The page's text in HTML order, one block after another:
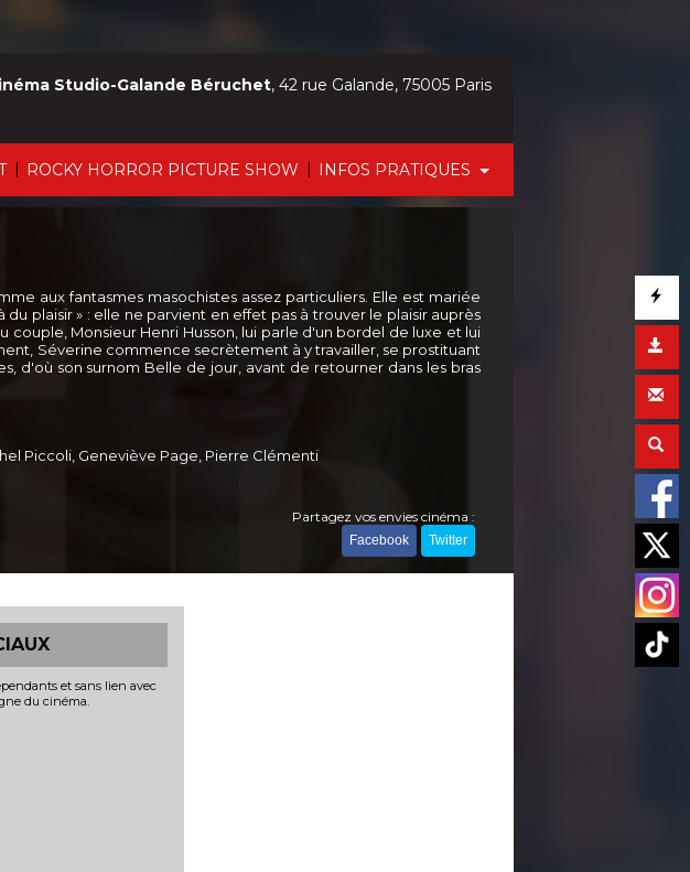
| ROCKY HORROR PICTURE SHOW | INFOS PRATIQUES
Studio-Galande Béruchet, 42 rue Galande, 75005 Paris
aux fantasmes masochistes assez particuliers. Elle est mariée
plaisir » : elle ne parvient en effet pas à trouver le plaisir auprès
couple, Monsieur Henri Husson, lui parle d'un bordel de luxe et lui
Séverine commence secrètement à y travailler, se prostituant
d'où son surnom Belle de jour, avant de retourner dans les bras
Piccoli, Geneviève Page, Pierre Clémenti
Partagez vos envies cinéma :
Facebook Twitter
et sans lien avec
du cinéma.